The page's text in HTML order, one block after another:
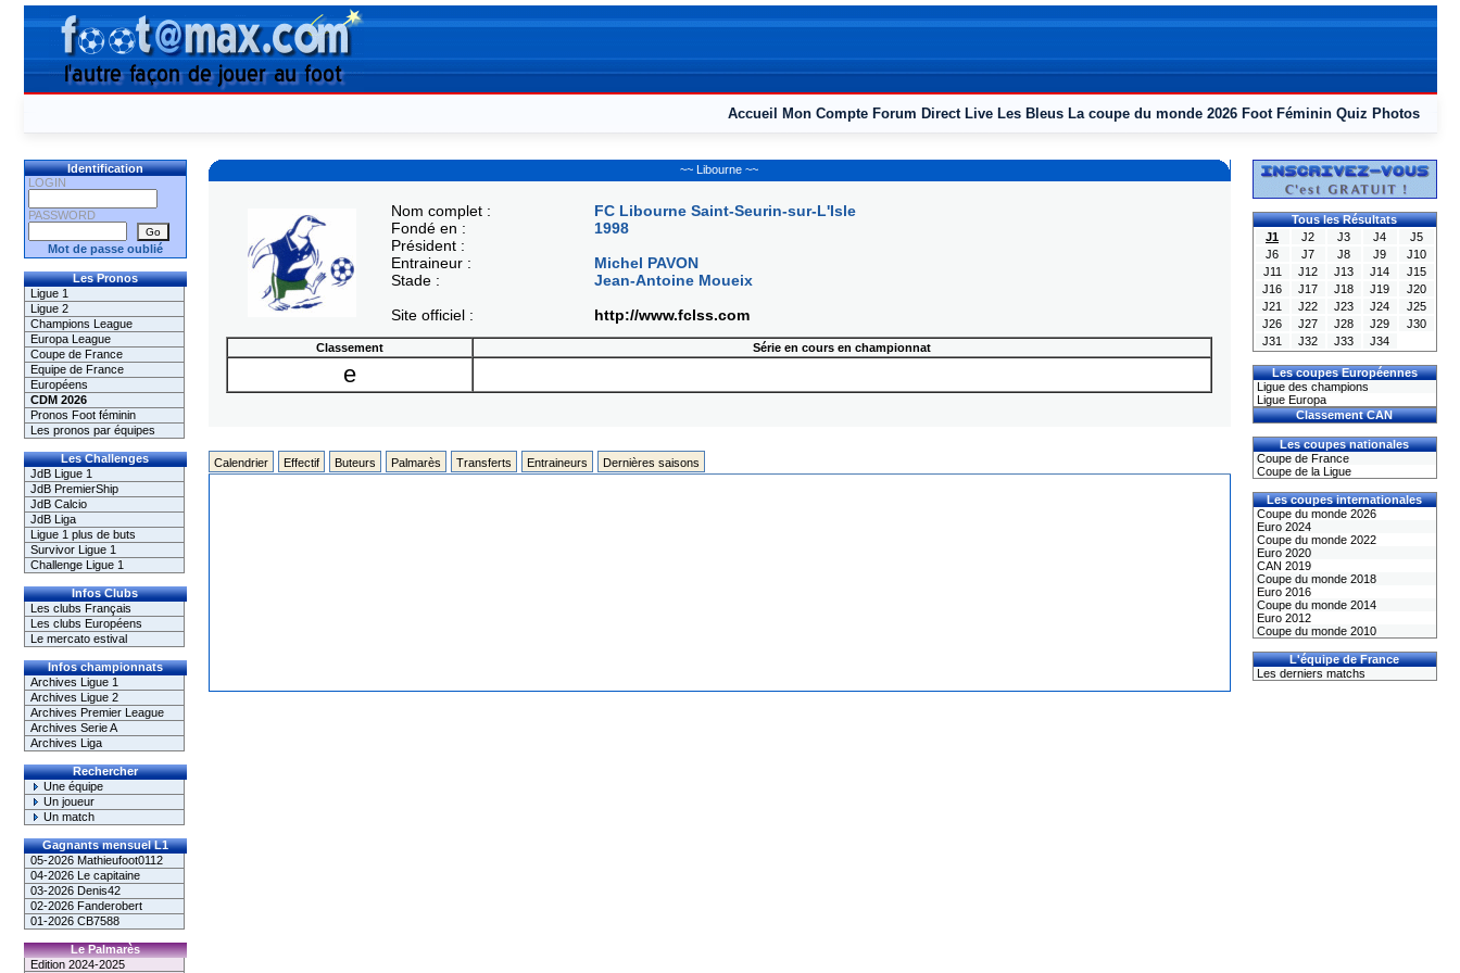
Accueil Mon Compte Forum Direct Live Les Bleus La coupe du monde 2026 Foot Féminin Quiz Photos
Identification
LOGIN
PASSWORD
Mot de passe oublié
Les Pronos
Ligue 1
Ligue 2
Champions League
Europa League
Coupe de France
Equipe de France
Européens
CDM 2026
Pronos Foot féminin
Les pronos par équipes
Les Challenges
JdB Ligue 1
JdB PremierShip
JdB Calcio
JdB Liga
Ligue 1 plus de buts
Survivor Ligue 1
Challenge Ligue 1
Infos Clubs
Les clubs Français
Les clubs Européens
Le mercato estival
Infos championnats
Archives Ligue 1
Archives Ligue 2
Archives Premier League
Archives Serie A
Archives Liga
Rechercher
Une équipe
Un joueur
Un match
Gagnants mensuel L1
05-2026 Mathieufoot0112
04-2026 Le capitaine
03-2026 Denis42
02-2026 Fanderobert
01-2026 CB7588
Le Palmarès
Edition 2024-2025
~~ Libourne ~~
Nom complet :
Fondé en :
Président :
Entraineur :
Stade :
Site officiel :
FC Libourne Saint-Seurin-sur-L'Isle
1998
Michel PAVON
Jean-Antoine Moueix
http://www.fclss.com
Classement Série en cours en championnat
e
Calendrier Effectif Buteurs Palmarès Transferts Entraineurs Dernières saisons
Tous les Résultats
J1
J2 J3 J4
J5
J6
J7 J8 J9
J10
J11
J12 J13 J14
J15
J16
J17 J18 J19
J20
J21
J22 J23 J24
J25
J26
J27 J28 J29
J30
J31
J32 J33 J34
Les coupes Européennes
Ligue des champions
Ligue Europa
Classement CAN
Les coupes nationales
Coupe de France
Coupe de la Ligue
Les coupes internationales
Coupe du monde 2026
Euro 2024
Coupe du monde 2022
Euro 2020
CAN 2019
Coupe du monde 2018
Euro 2016
Coupe du monde 2014
Euro 2012
Coupe du monde 2010
L'équipe de France
Les derniers matchs